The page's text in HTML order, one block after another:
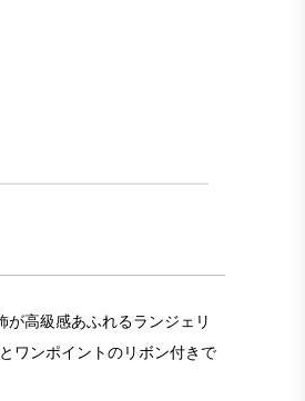
高級感あふれるランジェリ
ワンポイントのリボン付きで